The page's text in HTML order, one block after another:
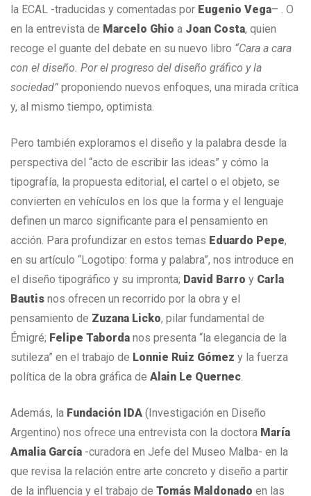
la ECAL -traducidas y comentadas por Eugenio Vega– . O
en la entrevista de Marcelo Ghio a Joan Costa, quien
recoge el guante del debate en su nuevo libro “Cara a cara
con el diseño. Por el progreso del diseño gráfico y la
sociedad” proponiendo nuevos enfoques, una mirada crítica
y, al mismo tiempo, optimista.
Pero también exploramos el diseño y la palabra desde la
perspectiva del “acto de escribir las ideas” y cómo la
tipografía, la propuesta editorial, el cartel o el objeto, se
convierten en vehículos en los que la forma y el lenguaje
definen un marco significante para el pensamiento en
acción. Para profundizar en estos temas Eduardo Pepe,
en su artículo “Logotipo: forma y palabra”, nos introduce en
el diseño tipográfico y su impronta; David Barro y Carla
Bautis nos ofrecen un recorrido por la obra y el
pensamiento de Zuzana Licko, pilar fundamental de
Émigré; Felipe Taborda nos presenta “la elegancia de la
sutileza” en el trabajo de Lonnie Ruiz Gómez y la fuerza
política de la obra gráfica de Alain Le Quernec.
Además, la Fundación IDA (Investigación en Diseño
Argentino) nos ofrece una entrevista con la doctora María
Amalia García -curadora en Jefe del Museo Malba- en la
que revisa la relación entre arte concreto y diseño a partir
de la influencia y el trabajo de Tomás Maldonado en las